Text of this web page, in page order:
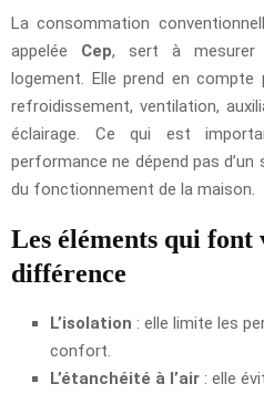
La consommation
appelée Cep, sert à mesurer
logement. Elle prend en compte
refroidissement, ventilation,
éclairage. Ce qui est
performance ne dépend pas d’un
du fonctionnement de la maison.
Les éléments qui
différence
L’isolation : elle limite les
confort.
L’étanchéité à l’air : elle